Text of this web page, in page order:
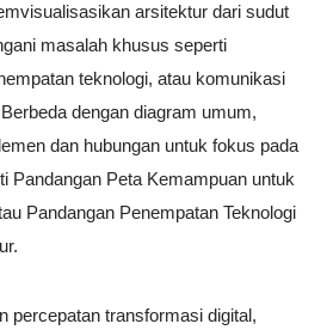
arsitektur dari sudut
masalah khusus seperti
teknologi, atau komunikasi
dengan diagram umum,
dan hubungan untuk fokus pada
Pandangan Peta Kemampuan untuk
Pandangan Penempatan Teknologi
percepatan transformasi digital,